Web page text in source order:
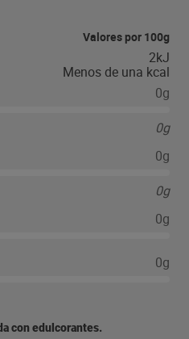
Valores por 100g
2kJ
Menos de una kcal
0g
0g
0g
0g
0g
0g
con edulcorantes.